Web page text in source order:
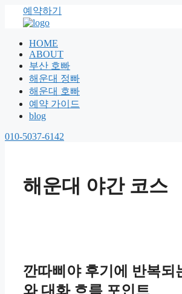
예약하기
HOME
ABOUT
부산 호빠
해운대 정빠
해운대 호빠
예약 가이드
blog
010-5037-6142
해운대 야간 코스
깐따삐야 후기에 반복되
와 대화 흐름 포인트